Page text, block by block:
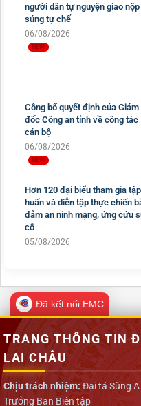
người dân tự nguyện giao nộp
súng tự chế
06/08/2026
Công bố quyết định của Giám
đốc Công an tỉnh về công tác
cán bộ
06/08/2026
Hơn 120 đại biểu tham gia tập
huấn và diễn tập thực chiến
đảm an ninh mạng, ứng cứu
cố
05/08/2026
Đã kết nối EMC
TRANG THÔNG TIN
LAI CHÂU
Chịu trách nhiệm:Đại tá Sùng
Trưởng Ban Biên tập